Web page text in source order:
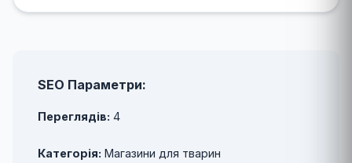
SEO Параметри:
Переглядів: 4
Категорія: Магазини для тварин